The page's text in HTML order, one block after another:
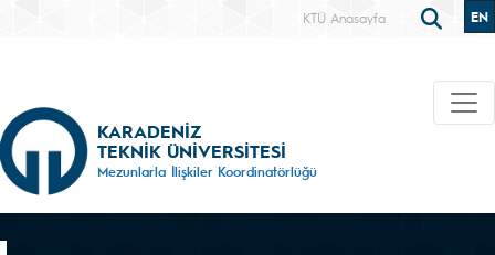
KTÜ Anasayfa EN
KARADENİZ
TEKNİK ÜNİVERSİTESİ
Mezunlarla İlişkiler Koordinatörlüğü